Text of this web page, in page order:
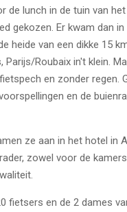
de lunch in de tuin van
gekozen. Er kwam dan
heide van een dikke 15
Parijs/Roubaix in't klein.
en zonder regen.
en de
ze aan in het hotel in
zowel voor de
fietsers en de 2 dames